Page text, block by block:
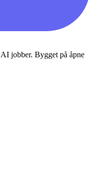
jobber. Bygget på åpne